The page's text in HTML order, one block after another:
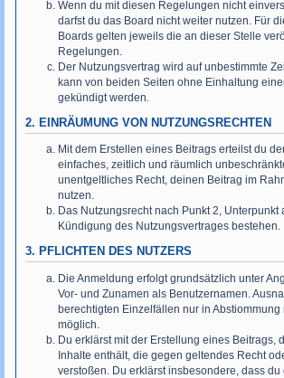
Wenn du mit diesen Regelungen nicht
darfst du das Board nicht weiter nutzen. Für
Boards gelten jeweils die an dieser Stelle
Regelungen.
Der Nutzungsvertrag wird auf unbestimmte
kann von beiden Seiten ohne Einhaltung
gekündigt werden.
2. EINRÄUMUNG VON NUTZUNGSRECHTEN
Mit dem Erstellen eines Beitrags erteilst du
einfaches, zeitlich und räumlich
unentgeltliches Recht, deinen Beitrag im
nutzen.
Das Nutzungsrecht nach Punkt 2, Unterpunkt
Kündigung des Nutzungsvertrages bestehen.
3. PFLICHTEN DES NUTZERS
Die Anmeldung erfolgt grundsätzlich unter
Vor- und Zunamen als Benutzernamen.
berechtigten Einzelfällen nur in Abstiommung
möglich.
Du erklärst mit der Erstellung eines Beitrags,
Inhalte enthält, die gegen geltendes Recht
verstoßen. Du erklärst insbesondere, dass du